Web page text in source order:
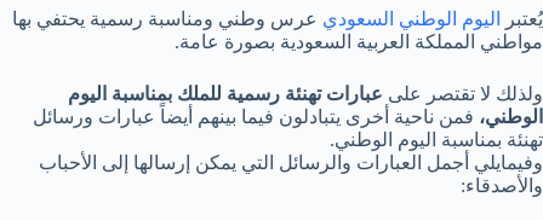
يُعتبر
اليوم الوطني السعودي عرس وطني ومناسبة رسمية يحتفي بها
مواطني المملكة العربية السعودية بصورة عامة.
ولذلك لا تقتصر على عبارات تهنئة رسمية للملك بمناسبة اليوم
الوطني، فمن ناحية أخرى يتبادلون فيما بينهم أيضاً عبارات ورسائل
تهنئة بمناسبة اليوم الوطني.
وفيمايلي أجمل العبارات والرسائل التي يمكن إرسالها إلى الأحباب
والأصدقاء: